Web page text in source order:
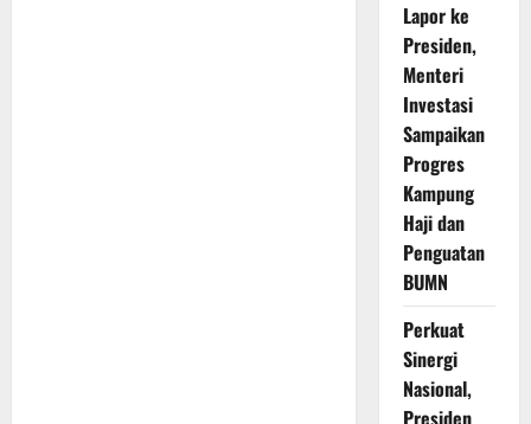
Lapor ke
Presiden,
Menteri
Investasi
Sampaikan
Progres
Kampung
Haji dan
Penguatan
BUMN
Perkuat
Sinergi
Nasional,
Presiden